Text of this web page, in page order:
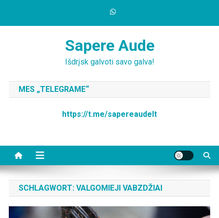
Sapere Aude
Išdrįsk galvoti savo galva!
MES „TELEGRAME“
https://t.me/sapereaudelt
SCHLAGWORT: VALGOMIEJI VABZDŽIAI